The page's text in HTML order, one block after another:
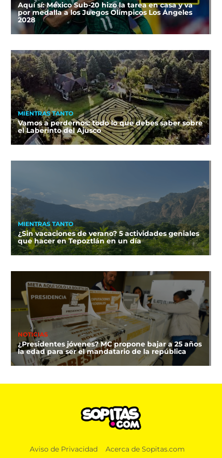
Aquí sí: México Sub-20 hizo la tarea en casa y va
por medalla a los Juegos Olímpicos Los Ángeles
2028
MIENTRAS TANTO
Vamos a perdernos: todo lo que debes saber sobre
el Laberinto del Ajusco
MIENTRAS TANTO
¿Sin vacaciones de verano? 5 actividades geniales
que hacer en Tepoztlán en un día
NOTICIAS
¿Presidentes jóvenes? MC propone bajar a 25 años
la edad para ser el mandatario de la república
Aviso de Privacidad Acerca de Sopitas.com